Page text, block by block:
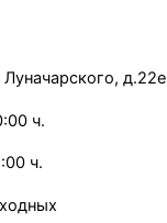
Луначарского, д.22е
ч.
ч.